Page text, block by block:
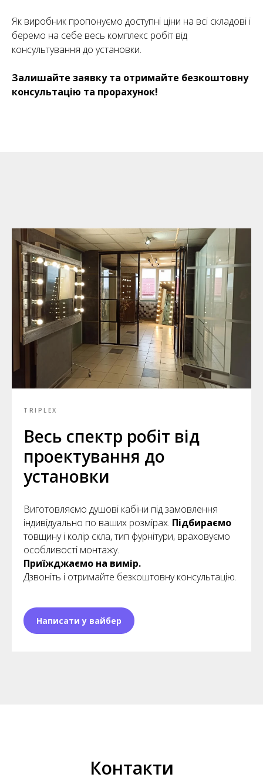
Як виробник пропонуємо доступні ціни на всі складові і
беремо на себе весь комплекс робіт від
консультування до установки.
Залишайте заявку та отримайте безкоштовну
консультацію та прорахунок!
TRIPLEX
Весь спектр робіт від
проектування до
установки
Виготовляємо душові кабіни під замовлення
індивідуально по ваших розмірах. Підбираємо
товщину і колір скла, тип фурнітури, враховуємо
особливості монтажу.
Приїжджаємо на вимір.
Дзвоніть і отримайте безкоштовну консультацію.
Написати у вайбер
Контакти